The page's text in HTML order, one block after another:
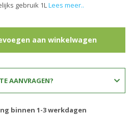
gebruik 1LLees meer..
aan winkelwagen
AANVRAGEN?
binnen 1-3 werkdagen